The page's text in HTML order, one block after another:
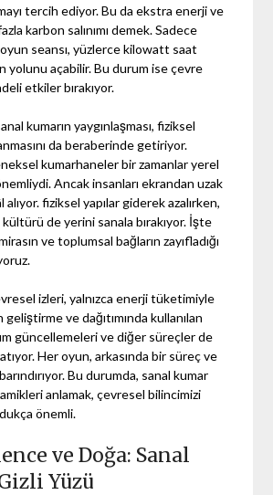
tercih ediyor. Bu da ekstra enerji ve
karbon salınımı demek. Sadece
seansı, yüzlerce kilowatt saat
yolunu açabilir. Bu durum ise çevre
etkiler bırakıyor.
kumarın yaygınlaşması, fiziksel
da beraberinde getiriyor.
kumarhaneler bir zamanlar yerel
Ancak insanları ekrandan uzak
fiziksel yapılar giderek azalırken,
de yerini sanala bırakıyor. İşte
ve toplumsal bağların zayıfladığı
izleri, yalnızca enerji tüketimiyle
geliştirme ve dağıtımında kullanılan
güncellemeleri ve diğer süreçler de
Her oyun, arkasında bir süreç ve
Bu durumda, sanal kumar
anlamak, çevresel bilincimizi
önemli.
ve Doğa: Sanal
Yüzü